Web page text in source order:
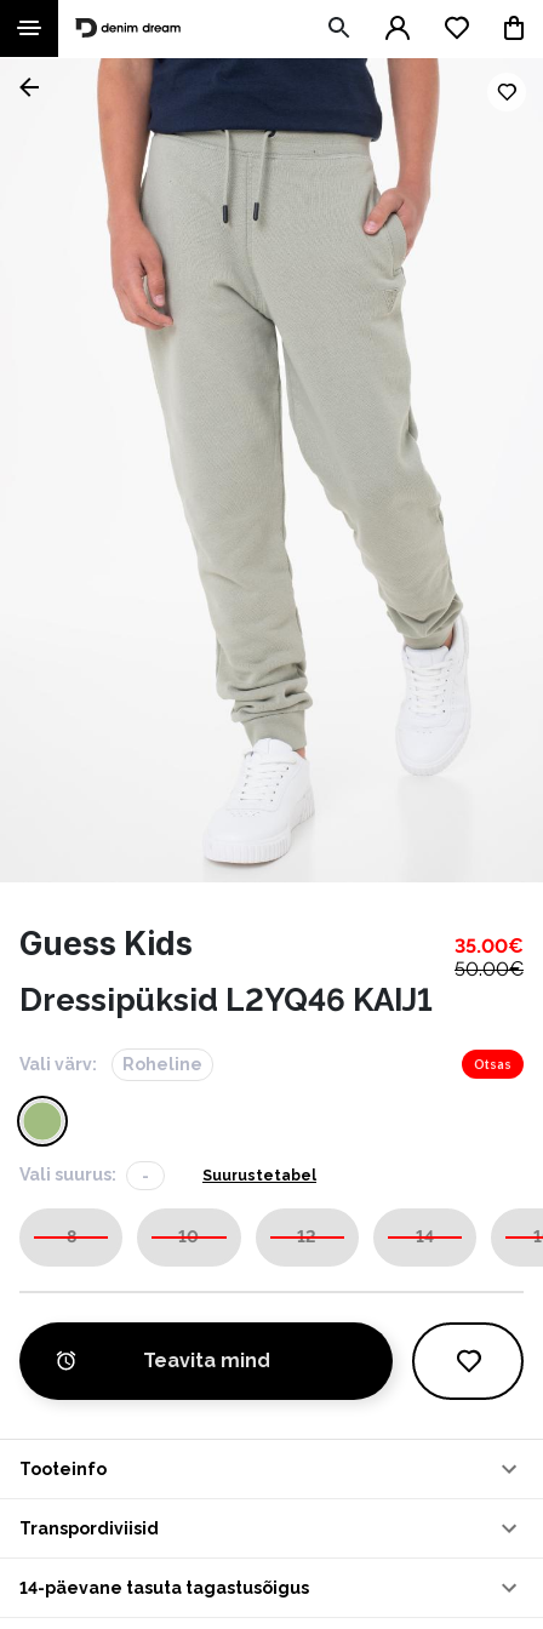
Guess Kids 35.00€
50.00€
Dressipüksid L2YQ46 KAIJ1
Vali värv: Roheline Otsas
Vali suurus: - Suurustetabel
8 10 12 14
Teavita mind
Tooteinfo
Transpordiviisid
14-päevane tasuta tagastusõigus